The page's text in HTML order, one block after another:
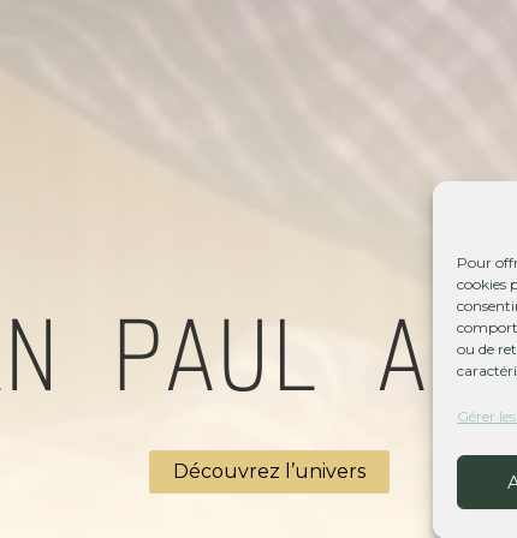
Pour
cookies
ou de
Gérer
PAUL
Découvrez l’univers